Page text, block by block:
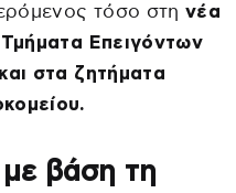
τόσο στηνέα
Επειγόντων
στα ζητήματα
με βάση τη